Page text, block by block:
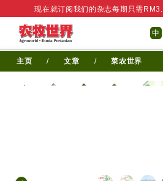
现在就订阅我们的杂志每期只需
中
主页 / 文章 / 菜农世界